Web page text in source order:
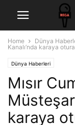
Home Dünya
Kanalı’nda karaya
Dünya Haberleri
Mısır
karaya